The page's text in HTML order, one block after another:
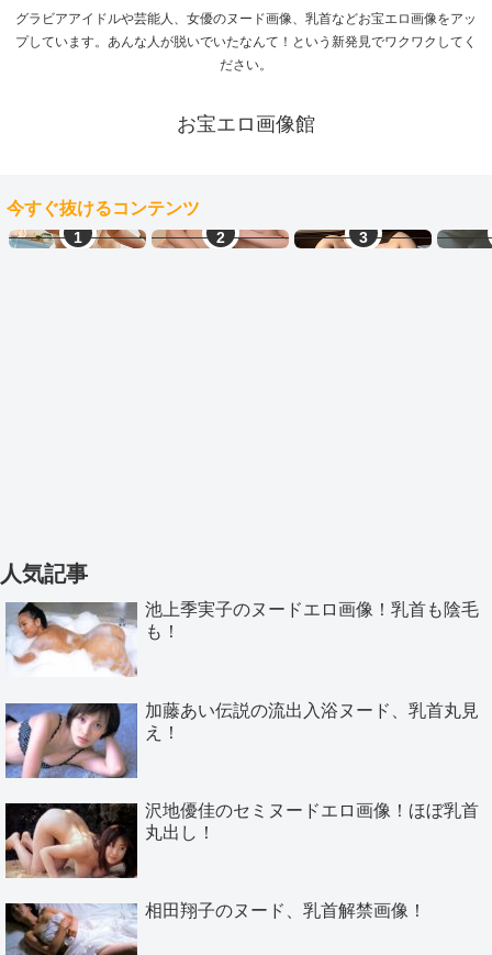
グラビアアイドルや芸能人、女優のヌード画像、乳首などお宝エロ画像をアッ
プしています。あんな人が脱いでいたなんて！という新発見でワクワクしてく
ださい。
お宝エロ画像館
今すぐ抜けるコンテンツ
ママ活中出し LINEセフレ ご近所熟女
人気記事
池上季実子のヌードエロ画像！乳首も陰毛
も！
加藤あい伝説の流出入浴ヌード、乳首丸見
え！
沢地優佳のセミヌードエロ画像！ほぼ乳首
丸出し！
相田翔子のヌード、乳首解禁画像！